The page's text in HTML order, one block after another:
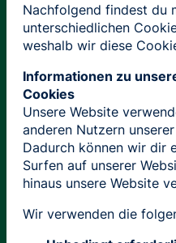
Nachfolgend findest du
unterschiedlichen
weshalb wir diese
Informationen zu
Cookies
Unsere Website
anderen Nutzern
Dadurch können wir dir
Surfen auf unserer
hinaus unsere Website
Wir verwenden die